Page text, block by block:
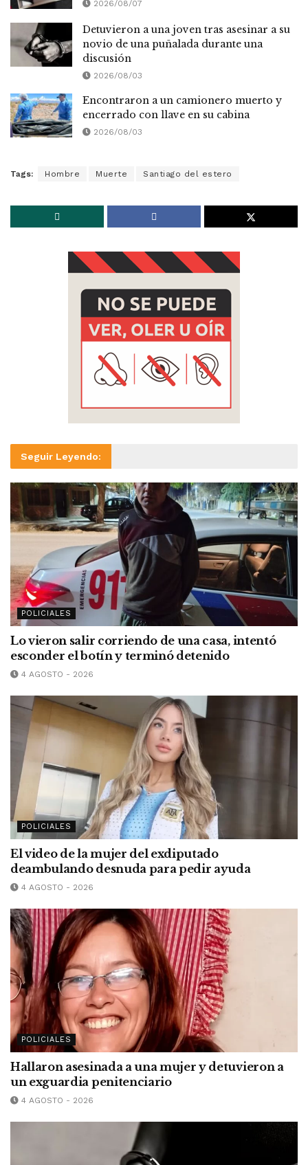
2026/08/07
Detuvieron a una joven tras asesinar a su
novio de una puñalada durante una
discusión
2026/08/03
Encontraron a un camionero muerto y
encerrado con llave en su cabina
2026/08/03
Tags: Hombre Muerte Santiago del estero
Seguir Leyendo:
POLICIALES
Lo vieron salir corriendo de una casa, intentó
esconder el botín y terminó detenido
4 AGOSTO - 2026
POLICIALES
El video de la mujer del exdiputado
deambulando desnuda para pedir ayuda
4 AGOSTO - 2026
POLICIALES
Hallaron asesinada a una mujer y detuvieron a
un exguardia penitenciario
4 AGOSTO - 2026